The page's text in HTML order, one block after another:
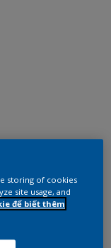
storing of cookies
site usage, and
để biết thêm